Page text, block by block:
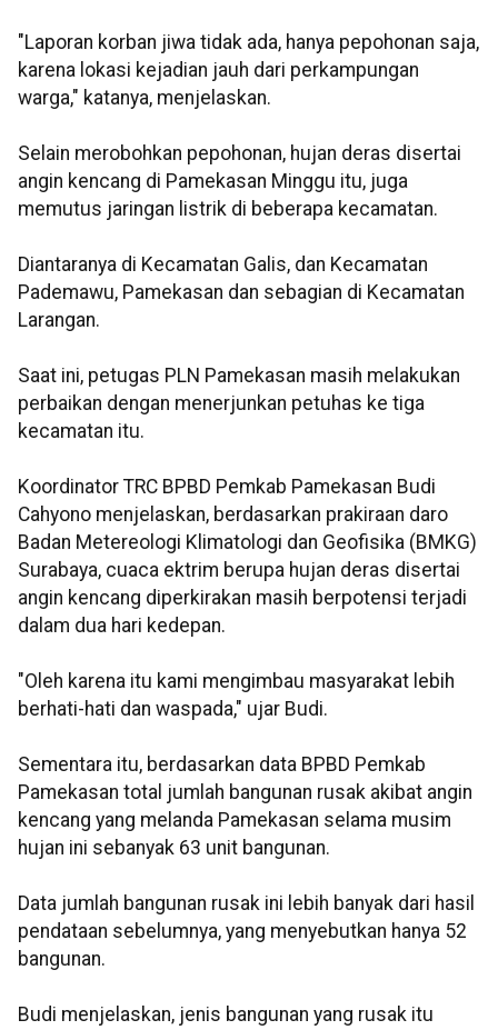
"Laporan korban jiwa tidak ada, hanya pepohonan saja,
karena lokasi kejadian jauh dari perkampungan
warga," katanya, menjelaskan.
Selain merobohkan pepohonan, hujan deras disertai
angin kencang di Pamekasan Minggu itu, juga
memutus jaringan listrik di beberapa kecamatan.
Diantaranya di Kecamatan Galis, dan Kecamatan
Pademawu, Pamekasan dan sebagian di Kecamatan
Larangan.
Saat ini, petugas PLN Pamekasan masih melakukan
perbaikan dengan menerjunkan petuhas ke tiga
kecamatan itu.
Koordinator TRC BPBD Pemkab Pamekasan Budi
Cahyono menjelaskan, berdasarkan prakiraan daro
Badan Metereologi Klimatologi dan Geofisika (BMKG)
Surabaya, cuaca ektrim berupa hujan deras disertai
angin kencang diperkirakan masih berpotensi terjadi
dalam dua hari kedepan.
"Oleh karena itu kami mengimbau masyarakat lebih
berhati-hati dan waspada," ujar Budi.
Sementara itu, berdasarkan data BPBD Pemkab
Pamekasan total jumlah bangunan rusak akibat angin
kencang yang melanda Pamekasan selama musim
hujan ini sebanyak 63 unit bangunan.
Data jumlah bangunan rusak ini lebih banyak dari hasil
pendataan sebelumnya, yang menyebutkan hanya 52
bangunan.
Budi menjelaskan, jenis bangunan yang rusak itu